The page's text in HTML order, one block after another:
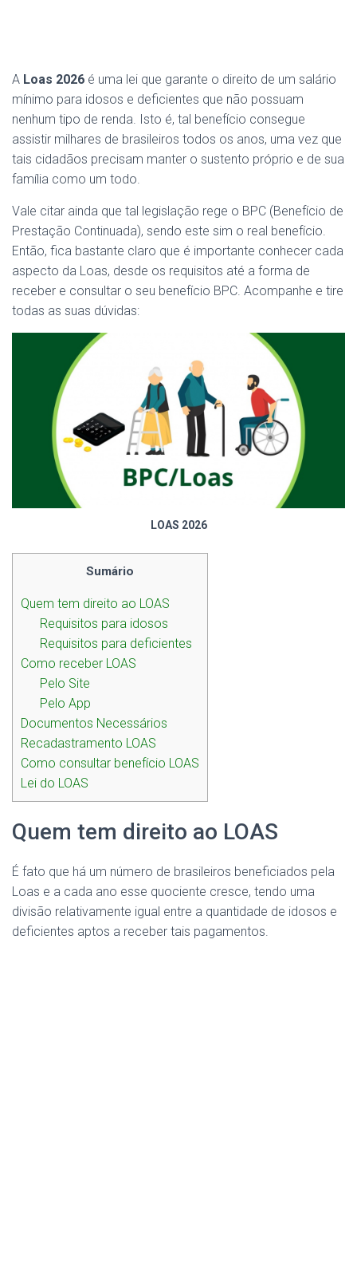
A Loas 2026 é uma lei que garante o direito de um salário
mínimo para idosos e deficientes que não possuam
nenhum tipo de renda. Isto é, tal benefício consegue
assistir milhares de brasileiros todos os anos, uma vez que
tais cidadãos precisam manter o sustento próprio e de sua
família como um todo.
Vale citar ainda que tal legislação rege o BPC (Benefício de
Prestação Continuada), sendo este sim o real benefício.
Então, fica bastante claro que é importante conhecer cada
aspecto da Loas, desde os requisitos até a forma de
receber e consultar o seu benefício BPC. Acompanhe e tire
todas as suas dúvidas:
LOAS 2026
Sumário
Quem tem direito ao LOAS
Requisitos para idosos
Requisitos para deficientes
Como receber LOAS
Pelo Site
Pelo App
Documentos Necessários
Recadastramento LOAS
Como consultar benefício LOAS
Lei do LOAS
Quem tem direito ao LOAS
É fato que há um número de brasileiros beneficiados pela
Loas e a cada ano esse quociente cresce, tendo uma
divisão relativamente igual entre a quantidade de idosos e
deficientes aptos a receber tais pagamentos.